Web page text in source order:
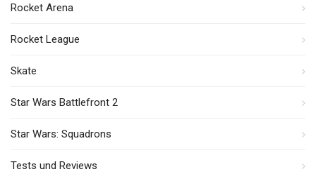
Rocket Arena
Rocket League
Skate
Star Wars Battlefront 2
Star Wars: Squadrons
Tests und Reviews